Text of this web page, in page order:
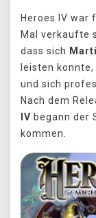
Heroes IV war
Mal verkaufte
dass sich
leisten
und sich
Nach dem
IV begann der
kommen.